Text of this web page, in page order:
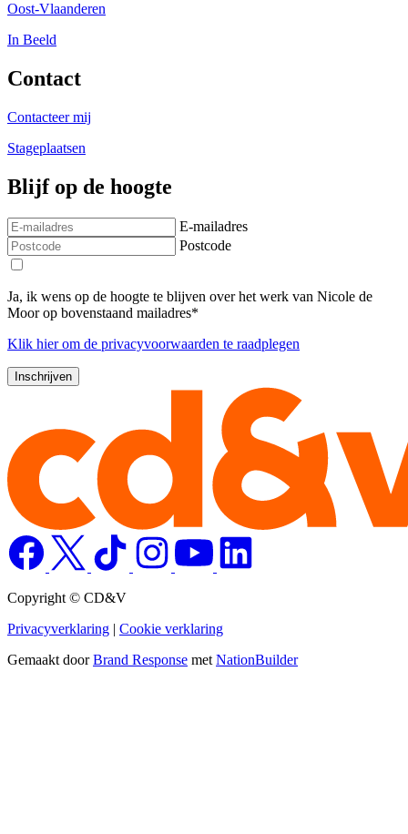
Oost-Vlaanderen
In Beeld
Contact
Contacteer mij
Stageplaatsen
Blijf op de hoogte
E-mailadres
Postcode
Ja, ik wens op de hoogte te blijven over het werk van Nicole de
Moor op bovenstaand mailadres*
Klik hierom de privacyvoorwaarden te raadplegen
Copyright © CD&V
Privacyverklaring | Cookie verklaring
Gemaakt doorBrand Response met NationBuilder